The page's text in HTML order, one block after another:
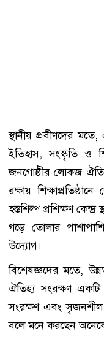
স্থানীয় প্রবীণদের
ইতিহাস, সংস্কৃতি ও
জনগোষ্ঠীর লোকজ
রক্ষায়
হস্তশিল্প প্রশিক্ষণ
গড়ে তোলার
উদ্যোগ।
বিশেষজ্ঞদের মতে,
ঐতিহ্য সংরক্ষণ একটি
সংরক্ষণ এবং সৃজনশীল
বলে মনে করছেন